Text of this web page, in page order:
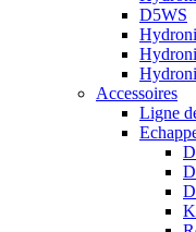
D5WS
Accessoires
Ligne